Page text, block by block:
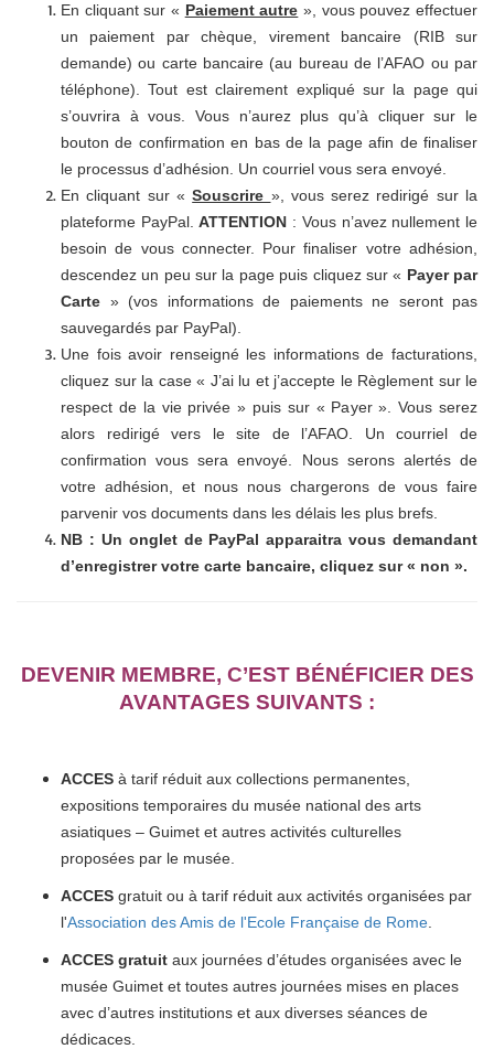
En cliquant sur « Paiement autre », vous pouvez effectuer
un paiement par chèque, virement bancaire (RIB sur
demande) ou carte bancaire (au bureau de l’AFAO ou par
téléphone). Tout est clairement expliqué sur la page qui
s’ouvrira à vous. Vous n’aurez plus qu’à cliquer sur le
bouton de confirmation en bas de la page afin de finaliser
le processus d’adhésion. Un courriel vous sera envoyé.
En cliquant sur «Souscrire », vous serez redirigé sur la
plateforme PayPal.ATTENTION : Vous n’avez nullement le
besoin de vous connecter. Pour finaliser votre adhésion,
descendez un peu sur la page puis cliquez sur « Payer par
Carte » (vos informations de paiements ne seront pas
sauvegardés par PayPal).
Une fois avoir renseigné les informations de facturations,
cliquez sur la case « J’ai lu et j’accepte le Règlement sur le
respect de la vie privée » puis sur « Payer ». Vous serez
alors redirigé vers le site de l’AFAO. Un courriel de
confirmation vous sera envoyé. Nous serons alertés de
votre adhésion, et nous nous chargerons de vous faire
parvenir vos documents dans les délais les plus brefs.
NB : Un onglet de PayPal apparaitra vous demandant
d’enregistrer votre carte bancaire, cliquez sur « non ».
DEVENIR MEMBRE, C’EST BÉNÉFICIER DES
AVANTAGES SUIVANTS :
ACCES à tarif réduit aux collections permanentes,
expositions temporaires du musée national des arts
asiatiques – Guimet et autres activités culturelles
proposées par le musée.
ACCES gratuit ou à tarif réduit aux activités organisées par
l'Association des Amis de l'Ecole Française de Rome
ACCES gratuit aux journées d’études organisées avec le
musée Guimet et toutes autres journées mises en places
avec d’autres institutions et aux diverses séances de
dédicaces.